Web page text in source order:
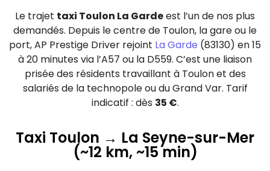
Le trajet taxi Toulon La Gardeest l’un de nos plus
demandés. Depuis le centre de Toulon, la gare ou le
port, AP Prestige Driver rejoint La Garde (83130) en 15
à 20 minutes via l’A57 ou la D559. C’est une liaison
prisée des résidents travaillant à Toulon et des
salariés de la technopole ou du Grand Var. Tarif
indicatif : dès 35 €.
Taxi Toulon → La Seyne-sur-Mer
(~12 km, ~15 min)